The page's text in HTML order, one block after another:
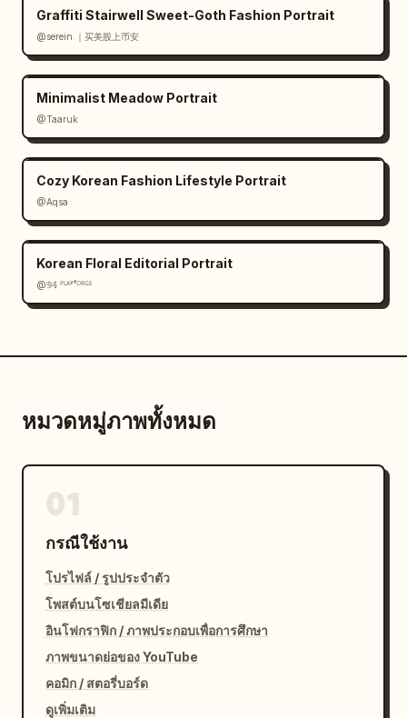
Graffiti Stairwell Sweet-Goth Fashion Portrait
@serein ｜买美股上币安
Minimalist Meadow Portrait
@Taaruk
Cozy Korean Fashion Lifestyle Portrait
@Aqsa
Korean Floral Editorial Portrait
@𝟡𝟜 ᴾᴸᴬʸᶠᴼᴿᴳᴱ
หมวดหมู่ภาพทั้งหมด
กรณีใช้งาน
โปรไฟล์ / รูปประจำตัว
โพสต์บนโซเชียลมีเดีย
อินโฟกราฟิก / ภาพประกอบเพื่อการศึกษา
ภาพขนาดย่อของ YouTube
คอมิก / สตอรี่บอร์ด
ดูเพิ่มเติม